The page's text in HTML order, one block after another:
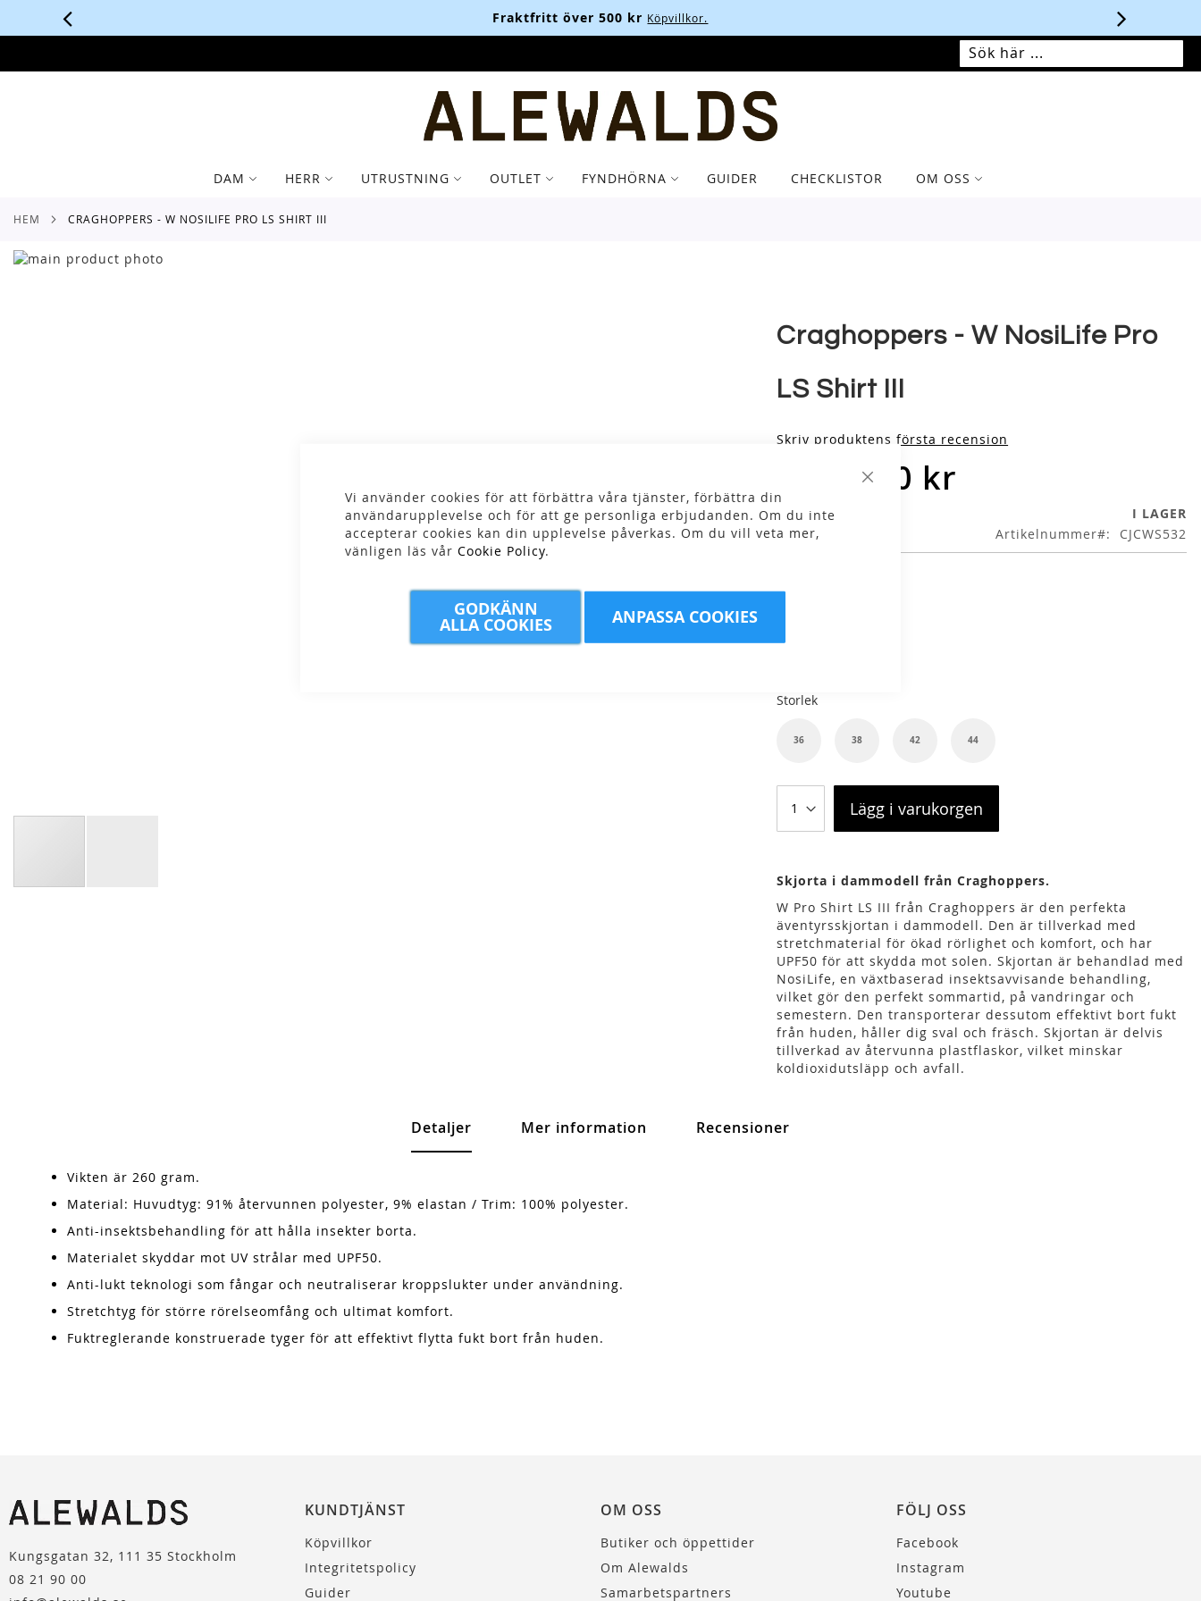
Stäng
Vi använder cookies för att förbättra våra tjänster, förbättra din
användarupplevelse och för att ge personliga erbjudanden. Om du inte
accepterar cookies kan din upplevelse påverkas. Om du vill veta mer,
vänligen läs vår Cookie Policy.
GODKÄNN
ALLA COOKIES ANPASSA COOKIES
Fraktfritt över 500 kr Köpvillkor.
SÖK SÖK
MIN VARUKORG
DAM HERR UTRUSTNING OUTLET FYNDHÖRNA GUIDER CHECKLISTOR OM OSS
HEM CRAGHOPPERS - W NOSILIFE PRO LS SHIRT III
Skip
Craghoppers - W NosiLife Pro
LS Shirt III
Skriv produktens första recension
1 399,00 kr
I LAGER
Artikelnummer
CJCWS532
Storlek
36 38 42 44
Lägg i varukorgen
Skjorta i dammodell från Craghoppers.
W Pro Shirt LS III från Craghoppers är den perfekta
äventyrsskjortan i dammodell. Den är tillverkad med
stretchmaterial för ökad rörlighet och komfort, och har
UPF50 för att skydda mot solen. Skjortan är behandlad med
NosiLife, en växtbaserad insektsavvisande behandling,
vilket gör den perfekt sommartid, på vandringar och
semestern. Den transporterar dessutom effektivt bort fukt
från huden, håller dig sval och fräsch. Skjortan är delvis
tillverkad av återvunna plastflaskor, vilket minskar
koldioxidutsläpp och avfall.
Detaljer
Vikten är 260 gram.
Material: Huvudtyg: 91% återvunnen polyester, 9% elastan / Trim: 100% polyester.
Anti-insektsbehandling för att hålla insekter borta.
Materialet skyddar mot UV strålar med UPF50.
Anti-lukt teknologi som fångar och neutraliserar kroppslukter under användning.
Stretchtyg för större rörelseomfång och ultimat komfort.
Fuktreglerande konstruerade tyger för att effektivt flytta fukt bort från huden.
Mer information Recensioner
Kungsgatan 32, 111 35 Stockholm
08 21 90 00
KUNDTJÄNST
Köpvillkor
Integritetspolicy
Guider
OM OSS
Butiker och öppettider
Om Alewalds
Samarbetspartners
FÖLJ OSS
Facebook
Instagram
Youtube